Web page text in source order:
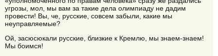
угрозы, мол, мы вам за такие дела олимпиаду не дадим
провести! Вы, че, русские, совсем забыли, какие мы
неуправляемые?
Ой, засюсюкали русские, близкие к Кремлю, мы знаем-знаем!
Мы боимся!